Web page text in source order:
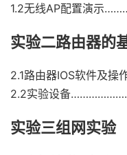
1.2无线AP配置演
实验二路由器的
2.1路由器IOS软件及
2.2实验设备
实验三组网实验